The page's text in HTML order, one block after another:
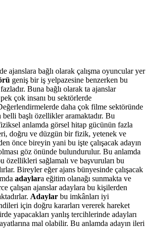
ajanslara bağlı olarak çalışma oyuncular yer
geniş bir iş yelpazesine benzerken bu
Buna bağlı olarak ta ajanslar
çok insanı bu sektörlerde
daha çok filme sektöründe
başlı özellikler aramaktadır. Bu
anlamda görsel hitap gücünün fazla
doğru ve düzgün bir fizik, yetenek ve
önce bireyin yani bu işte çalışacak adayın
göz önünde bulundurulur. Bu anlamda
özellikleri sağlamalı ve başvuruları bu
Bireyler eğer ajans bünyesinde çalışacak
adaylara eğitim olanağı sunmakta ve
çalışan ajanslar adaylara bu kişilerden
Adaylar bu imkânları iyi
için doğru kararları vererek hareket
yapacakları yanlış tercihlerinde adayları
mal olabilir. Bu anlamda adayın ileri